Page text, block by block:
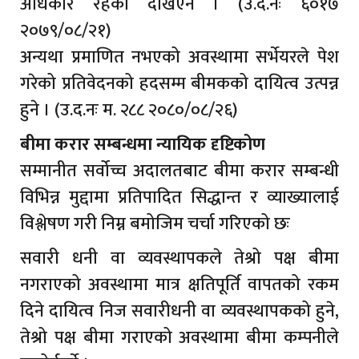
२०७९/०८/२१)
अन्यथा प्रमाणित नभएको अवस्थामा सर्भेयरले पेश
गरेको प्रतिवेदनको हदसम्म बीमकको दायित्व उत्पन्न
हुने । (उ.द.नः म. २८८ २०८०/०८/२६)
बीमा करार सम्बन्धमा न्यायिक दृष्टिकोण
सम्मानीत सर्वोच्च अदालतबाट बीमा करार सम्बन्धी
विभिन्न मुद्दामा प्रतिपादित सिद्धान्त र व्याख्यालाई
विश्लेषण गरी निम्न बमोजिम चर्चा गरिएको छः
सवारी धनी वा व्यवस्थापकले तेश्रो पक्ष बीमा
नगराएको अवस्थामा मात्र क्षतिपूर्ति वापतको रकम
दिने दायित्व निज सवारीधनी वा व्यवस्थापकको हुने,
तेश्रो पक्ष बीमा गराएको अवस्थामा बीमा कम्पनीले